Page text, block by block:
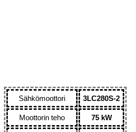
Sähkömoottori 3LC280S-2
Moottorin teho 75 kW